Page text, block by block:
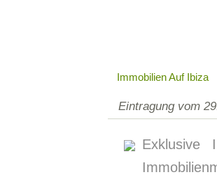
Immobilien Auf Ibiza
Eintragung vom
Exklusive